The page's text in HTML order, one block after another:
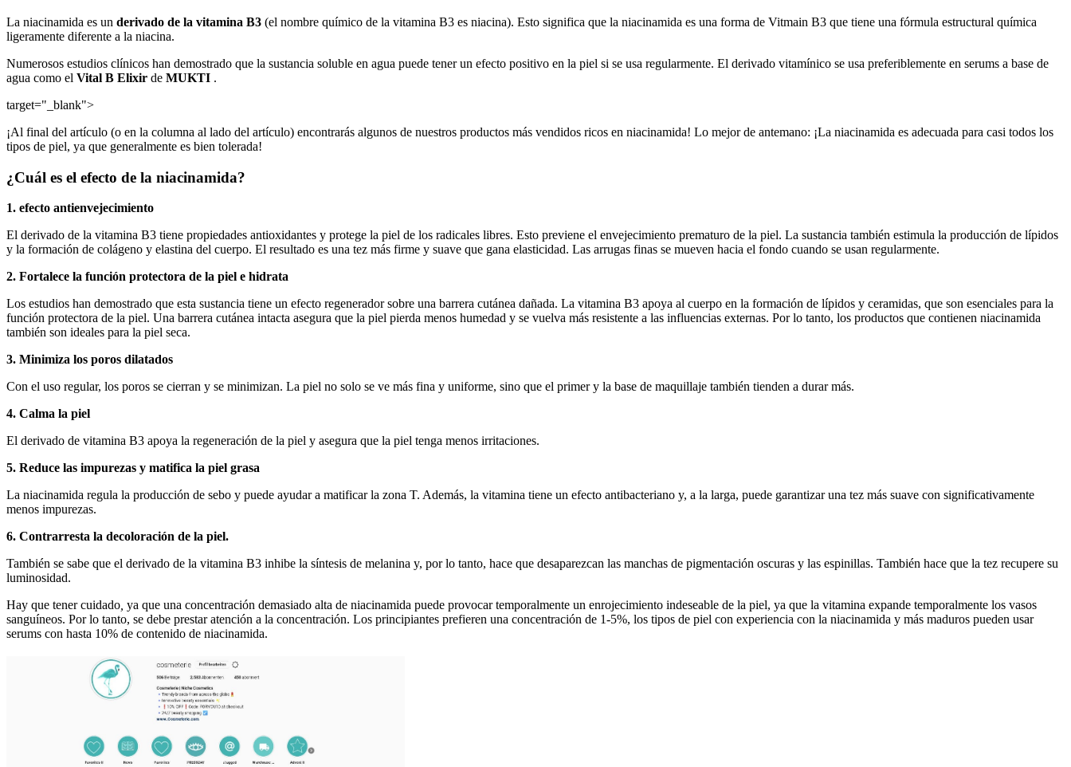
La niacinamida es un derivado de la vitamina B3 (el nombre químico de la vitamina B3 es niacina). Esto significa que la niacinamida es una forma de Vitmain B3 que tiene una fórmula estructural química
ligeramente diferente a la niacina.
Numerosos estudios clínicos han demostrado que la sustancia soluble en agua puede tener un efecto positivo en la piel si se usa regularmente. El derivado vitamínico se usa preferiblemente en serums a base de
agua como el Vital B Elixir de MUKTI .
target="_blank">
¡Al final del artículo (o en la columna al lado del artículo) encontrarás algunos de nuestros productos más vendidos ricos en niacinamida! Lo mejor de antemano: ¡La niacinamida es adecuada para casi todos los
tipos de piel, ya que generalmente es bien tolerada!
¿Cuál es el efecto de la niacinamida?
1. efecto antienvejecimiento
El derivado de la vitamina B3 tiene propiedades antioxidantes y protege la piel de los radicales libres. Esto previene el envejecimiento prematuro de la piel. La sustancia también estimula la producción de lípidos
y la formación de colágeno y elastina del cuerpo. El resultado es una tez más firme y suave que gana elasticidad. Las arrugas finas se mueven hacia el fondo cuando se usan regularmente.
2. Fortalece la función protectora de la piel e hidrata
Los estudios han demostrado que esta sustancia tiene un efecto regenerador sobre una barrera cutánea dañada. La vitamina B3 apoya al cuerpo en la formación de lípidos y ceramidas, que son esenciales para la
función protectora de la piel. Una barrera cutánea intacta asegura que la piel pierda menos humedad y se vuelva más resistente a las influencias externas. Por lo tanto, los productos que contienen niacinamida
también son ideales para la piel seca.
3. Minimiza los poros dilatados
Con el uso regular, los poros se cierran y se minimizan. La piel no solo se ve más fina y uniforme, sino que el primer y la base de maquillaje también tienden a durar más.
4. Calma la piel
El derivado de vitamina B3 apoya la regeneración de la piel y asegura que la piel tenga menos irritaciones.
5. Reduce las impurezas y matifica la piel grasa
La niacinamida regula la producción de sebo y puede ayudar a matificar la zona T. Además, la vitamina tiene un efecto antibacteriano y, a la larga, puede garantizar una tez más suave con significativamente
menos impurezas.
6. Contrarresta la decoloración de la piel.
También se sabe que el derivado de la vitamina B3 inhibe la síntesis de melanina y, por lo tanto, hace que desaparezcan las manchas de pigmentación oscuras y las espinillas. También hace que la tez recupere su
luminosidad.
Hay que tener cuidado ya que una concentración demasiado alta de niacinamida puede provocar temporalmente un enrojecimiento indeseable de la piel, ya que la vitamina expande temporalmente los vasos
sanguíneos. Por lo tanto, se debe prestar atención a la concentración. Los principiantes prefieren una concentración de 1-5%, los tipos de piel con experiencia con la niacinamida y más maduros pueden usar
serums con hasta 10% de contenido de niacinamida.